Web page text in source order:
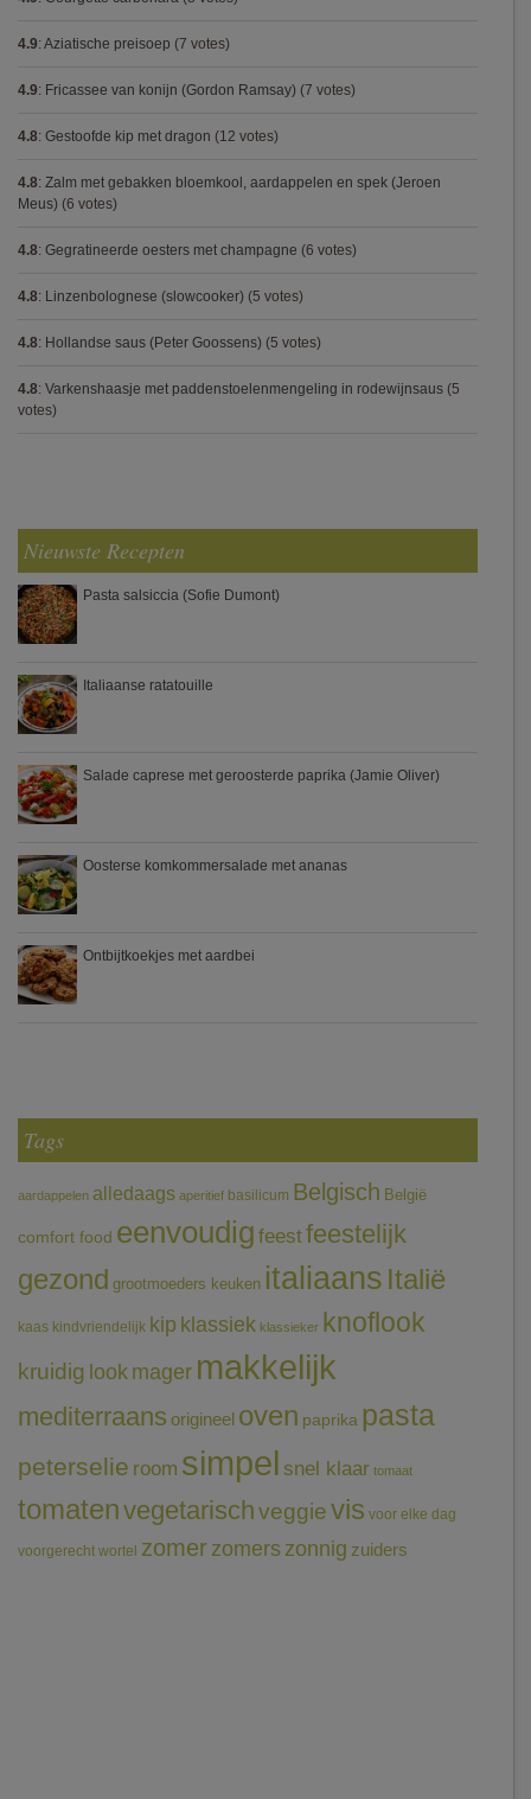
4.9: Aziatische preisoep (7 votes)
4.9: Fricassee van konijn (Gordon Ramsay) (7 votes)
4.8: Gestoofde kip met dragon (12 votes)
4.8: Zalm met gebakken bloemkool, aardappelen en spek (Jeroen
Meus) (6 votes)
4.8: Gegratineerde oesters met champagne (6 votes)
4.8: Linzenbolognese (slowcooker) (5 votes)
4.8: Hollandse saus (Peter Goossens) (5 votes)
4.8: Varkenshaasje met paddenstoelenmengeling in rodewijnsaus (5
votes)
Nieuwste Recepten
Pasta salsiccia (Sofie Dumont)
Italiaanse ratatouille
Salade caprese met geroosterde paprika (Jamie Oliver)
Oosterse komkommersalade met ananas
Ontbijtkoekjes met aardbei
Tags
aardappelen alledaags aperitief basilicum Belgisch België
comfort food eenvoudig feestfeestelijk
gezond grootmoeders keuken italiaans Italië
kaas kindvriendelijk kip klassiek klassieker knoflook
kruidig look mager makkelijk
mediterraans origineel oven paprika pasta
peterselie room simpel snel klaar tomaat
tomatenvegetarischveggievis voor elke dag
voorgerecht wortel zomerzomerszonnig zuiders